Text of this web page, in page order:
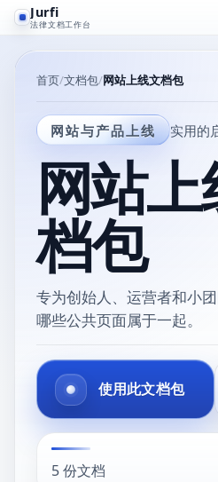
Jurfi
法律文档工作台
首页 文档包 网站上线文档包
网站与产品上线 实用的
网站
档包
专为创始人、运营者和小
哪些公共页面属于一起。
使用此文档包
5 份文档